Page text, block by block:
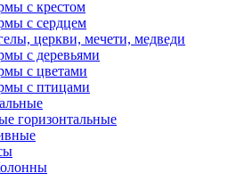
с крестом
с сердцем
церкви, мечети, медведи
с деревьями
с цветами
с птицами
горизонтальные